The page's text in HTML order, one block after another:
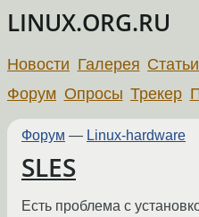
LINUX.ORG.RU
Новости Галерея Статьи
Форум Опросы Трекер
Форум — Linux-hardware
SLES
Есть проблема с